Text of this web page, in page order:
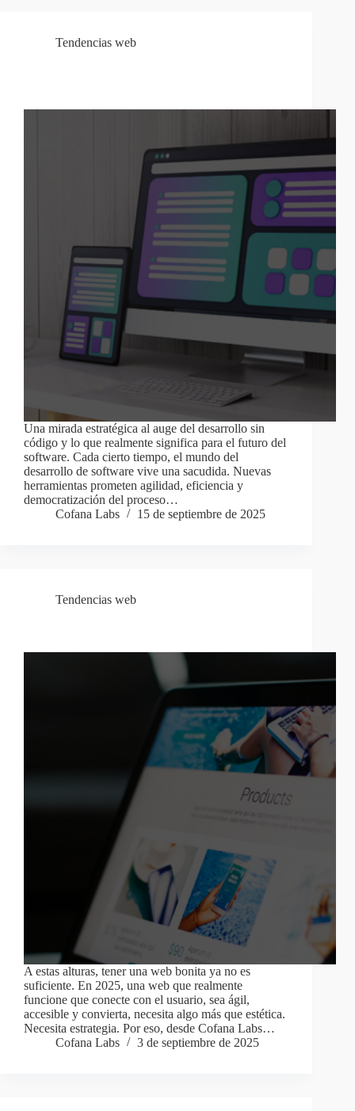
Tendencias web
Una mirada estratégica al auge del desarrollo sin
código y lo que realmente significa para el futuro del
software. Cada cierto tiempo, el mundo del
desarrollo de software vive una sacudida. Nuevas
herramientas prometen agilidad, eficiencia y
democratización del proceso…
Cofana Labs
15 de septiembre de 2025
Tendencias web
A estas alturas, tener una web bonita ya no es
suficiente. En 2025, una web que realmente
funcione que conecte con el usuario, sea ágil,
accesible y convierta, necesita algo más que estética.
Necesita estrategia. Por eso, desde Cofana Labs…
Cofana Labs
3 de septiembre de 2025